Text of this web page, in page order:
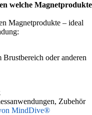
welche Magnetprodukte
Magnetprodukte – ideal
oder anderen
Zubehör
MindDive®